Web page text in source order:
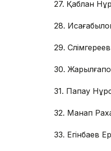
27. Қаблан
28.
29.
30.
31. Папау
32. Манап
33. Егінбаев